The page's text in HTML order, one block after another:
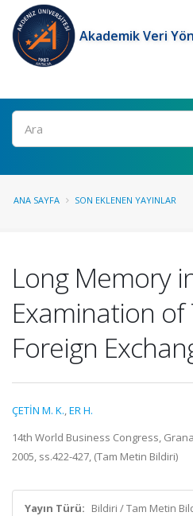
Akademik Veri
Ara
ANA SAYFA SON EKLENEN YAYINLAR
Long Memory
Examination of
Foreign
ÇETİN M. K.,ER H.
14th World Business Congress,
2005, ss.422-427, (Tam Metin Bildiri)
Yayın Türü: Bildiri / Tam Metin